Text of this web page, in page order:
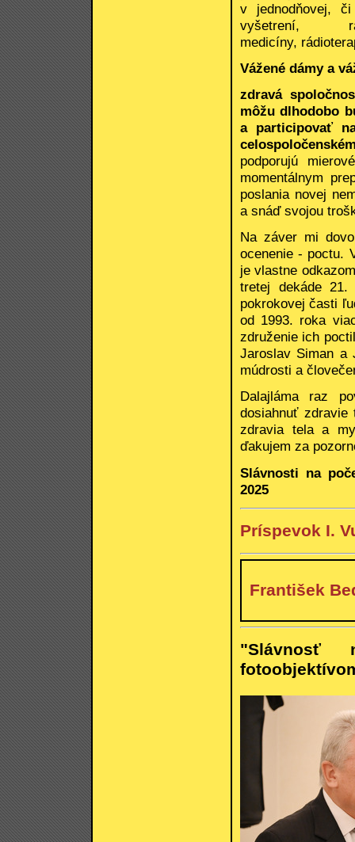
v jednodňovej,
vyšetrení,
medicíny,
Vážené dámy a
zdravá
môžu dlhodobo
a participovať
podporujú
momentálnym
poslania novej
a snáď svojou
Na záver mi
ocenenie - poctu.
je vlastne
tretej dekáde
pokrokovej časti
od 1993. roka
združenie ich
Jaroslav Siman a
múdrosti a
Dalajláma raz
dosiahnuť
zdravia tela a
ďakujem za
Slávnosti na
2025
Príspevok I.
František
"Slávnosť